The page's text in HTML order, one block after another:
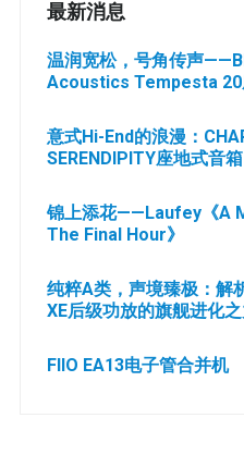
最新消息
温润宽松，号角传声
Acoustics Tempesta 20
意式Hi-End的浪漫：
SERENDIPITY座地式音箱
锦上添花——Laufey《A
The Final Hour》
纯粹A类，声境臻极：解
XE后级功放的旗舰进化
FIIO EA13电子管合并机